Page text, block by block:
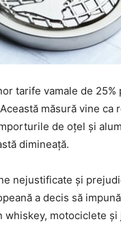
tarife vamale de
măsură vine ca
de oțel și
dimineață.
nejustificate și
a decis să
motociclete și